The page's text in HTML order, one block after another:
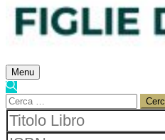
Menu
Ricerca
per: